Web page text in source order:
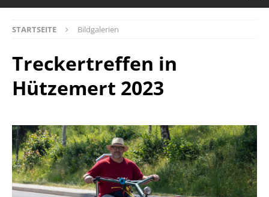
STARTSEITE Bildgalerien
Treckertreffen in
Hützemert 2023